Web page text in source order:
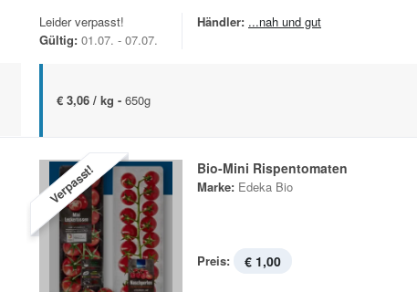
Leider verpasst!
Gültig: 01.07. - 07.07.
Händler: ...nah und gut
€ 3,06 / kg - 650g
Verpasst! Bio-Mini Rispentomaten
Marke: Edeka Bio
Preis: € 1,00